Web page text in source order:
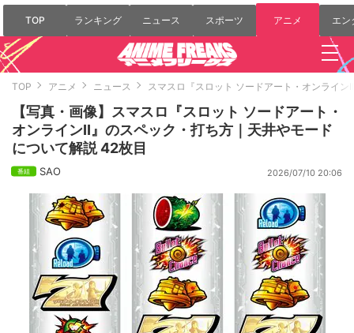
TOP ランキング ニュース スポーツ アニメ エン
TOP アニメ ニュース スマスロ『スロット ソードアート・オンライ
【写真・画像】スマスロ『スロット ソードアート・
オンラインII』のスペック・打ち方｜天井やモード
について解説 42枚目
SAO 2026/07/10 20:06